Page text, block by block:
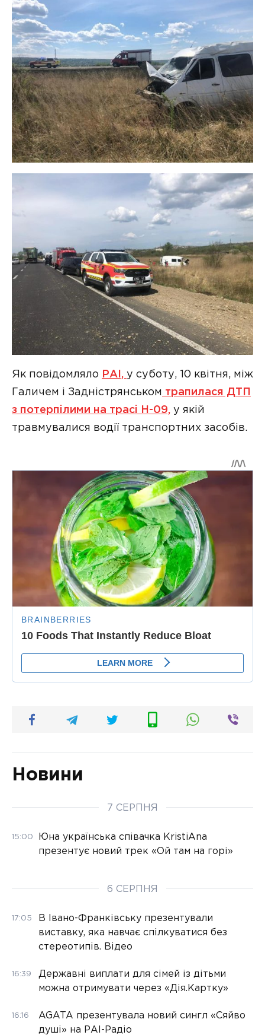
Як повідомляло РАІ, у суботу, 10 квiтня, мiж
Галичем i Заднiстрянськом трапилася ДТП
з потерпiлими на трасi Н-09, у якiй
травмувалися водiї транспортних засобiв.
Новини
7 СЕРПНЯ
15:00
Юна українська співачка KristiAna
презентує новий трек «Ой там на горі»
6 СЕРПНЯ
17:05
В Івано-Франківську презентували
виставку, яка навчає спілкуватися без
стереотипів. Відео
16:39
Державні виплати для сімей із дітьми
можна отримувати через «Дія.Картку»
16:16
AGATA презентувала новий сингл «Сяйво
душі» на РАІ-Радіо